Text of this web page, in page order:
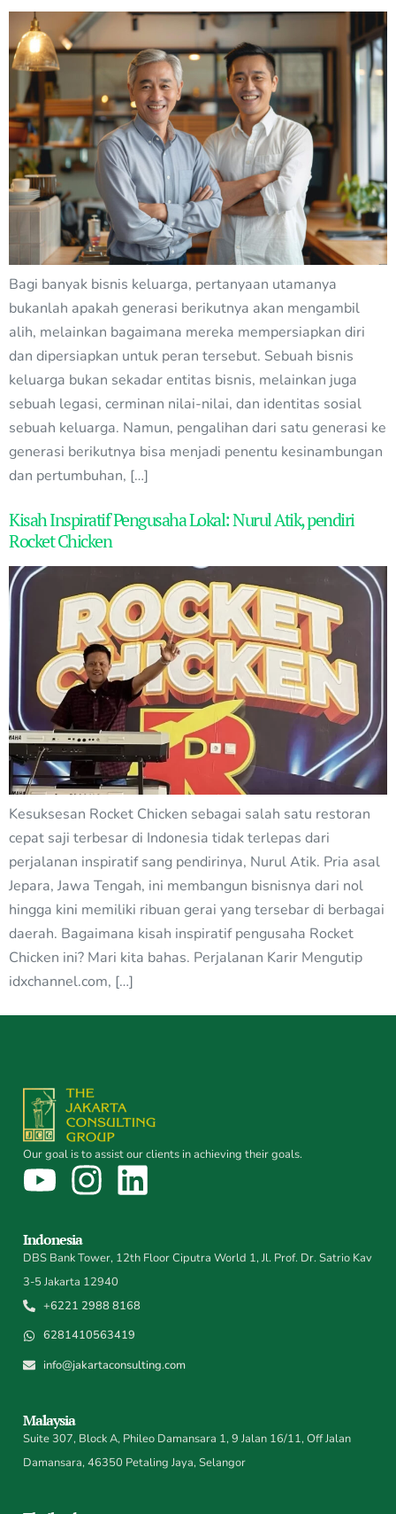
Bagi banyak bisnis keluarga, pertanyaan utamanya
bukanlah apakah generasi berikutnya akan mengambil
alih, melainkan bagaimana mereka mempersiapkan diri
dan dipersiapkan untuk peran tersebut. Sebuah bisnis
keluarga bukan sekadar entitas bisnis, melainkan juga
sebuah legasi, cerminan nilai-nilai, dan identitas sosial
sebuah keluarga. Namun, pengalihan dari satu generasi ke
generasi berikutnya bisa menjadi penentu kesinambungan
dan pertumbuhan, […]
Kisah Inspiratif Pengusaha Lokal: Nurul Atik, pendiri
Rocket Chicken
Kesuksesan Rocket Chicken sebagai salah satu restoran
cepat saji terbesar di Indonesia tidak terlepas dari
perjalanan inspiratif sang pendirinya, Nurul Atik. Pria asal
Jepara, Jawa Tengah, ini membangun bisnisnya dari nol
hingga kini memiliki ribuan gerai yang tersebar di berbagai
daerah. Bagaimana kisah inspiratif pengusaha Rocket
Chicken ini? Mari kita bahas. Perjalanan Karir Mengutip
idxchannel.com, […]
Our goal is to assist our clients in achieving their goals.
Indonesia
DBS Bank Tower, 12th Floor Ciputra World 1, Jl. Prof. Dr. Satrio Kav
3-5 Jakarta 12940
+6221 2988 8168
6281410563419
info@jakartaconsulting.com
Malaysia
Suite 307, Block A, Phileo Damansara 1, 9 Jalan 16/11, Off Jalan
Damansara, 46350 Petaling Jaya, Selangor